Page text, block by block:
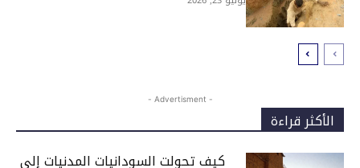
- Advertisment -
الأكثر قراءة
كيف تحولت السودانيات المدنيات إلى